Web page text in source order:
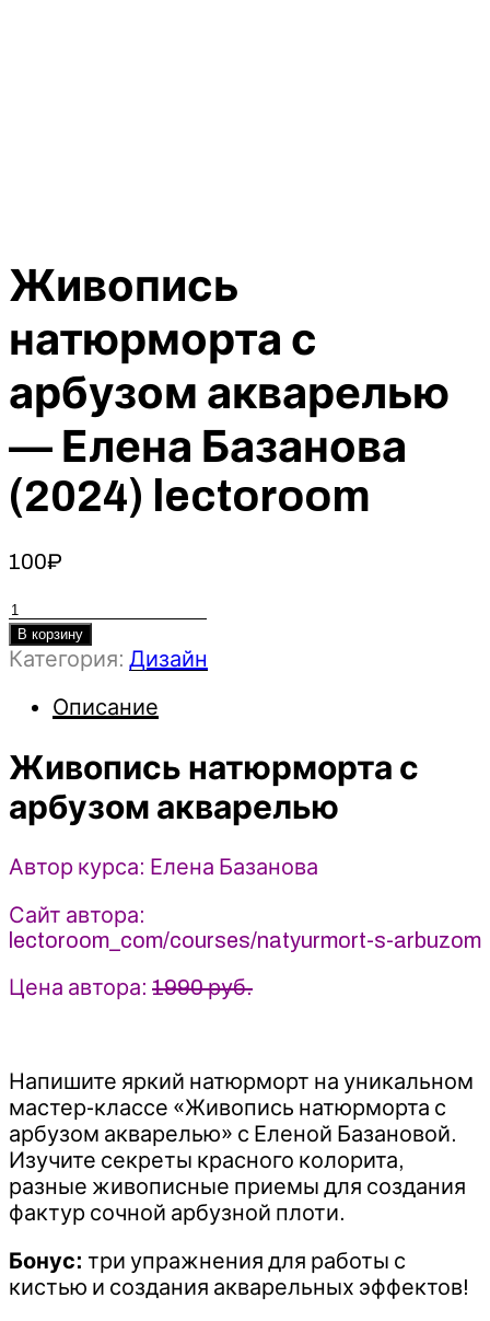
Живопись
натюрморта с
арбузом акварелью
— Елена Базанова
(2024) lectoroom
100₽
Количество
товара
Живопись
акварелью
Елена
(2024)
В корзину
Категория: Дизайн
Описание
Живопись натюрморта с
арбузом акварелью
Автор курса: Елена Базанова
Сайт автора:
lectoroom_com/courses/natyurmort-s-arbuzom
Цена автора: 1990 руб.
Напишите яркий натюрморт на уникальном
мастер-классе «Живопись натюрморта с
арбузом акварелью» с Еленой Базановой.
Изучите секреты красного колорита,
разные живописные приемы для создания
фактур сочной арбузной плоти.
Бонус: три упражнения для работы с
кистью и создания акварельных эффектов!